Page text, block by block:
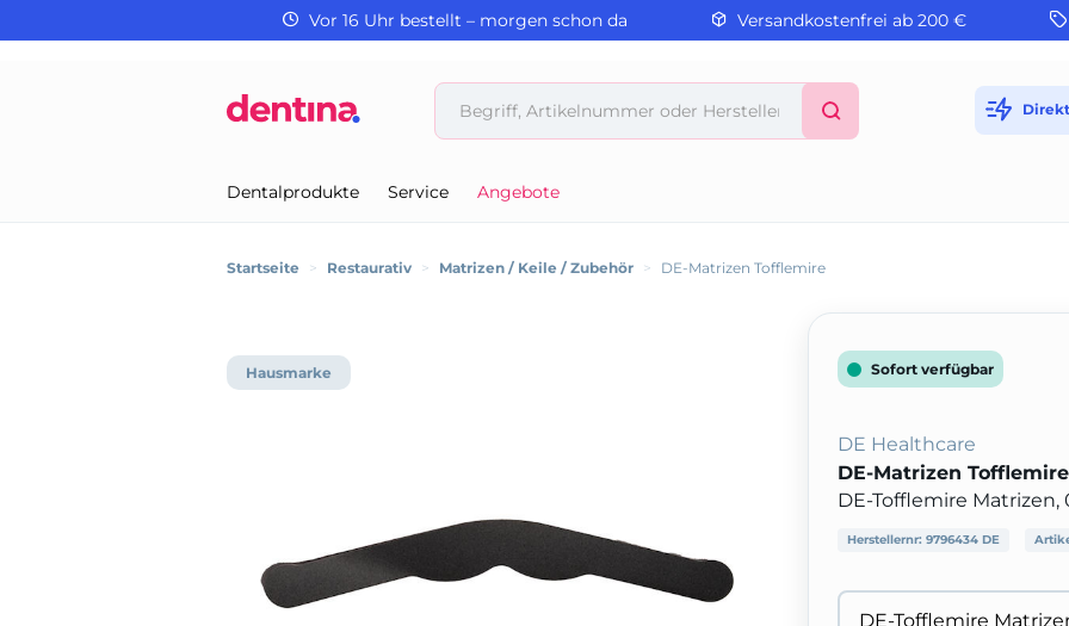
Vor 16 Uhr bestellt – morgen schon da Versandkostenfrei ab 200 €
Dentalprodukte Service Angebote
Startseite > Restaurativ > Matrizen / Keile / Zubehör > DE-Matrizen Tofflemire
Hausmarke Sofort verfügbar
DE Healthcare
DE-Matrizen Tofflemire
DE-Tofflemire Matrizen,
Herstellernr: 9796434 DE